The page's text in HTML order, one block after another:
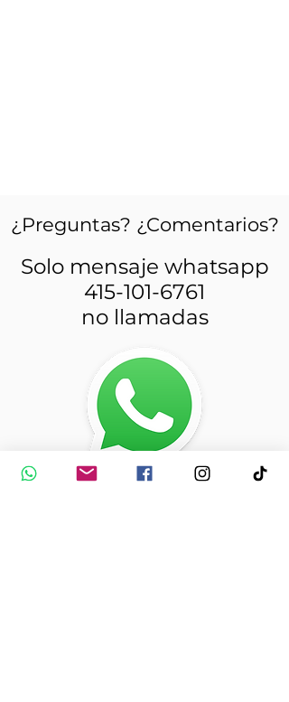
¿Preguntas? ¿Comentarios?
Solo mensaje whatsapp
415-101-6761
no llamadas